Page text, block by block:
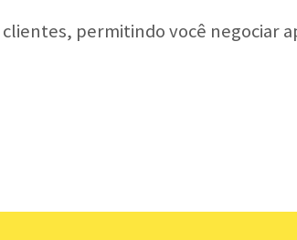
permitindo você negociar